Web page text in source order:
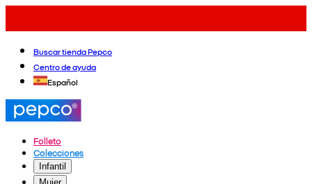
Buscar tienda Pepco
Centro de ayuda
Español
Folleto
Colecciones
Infantil